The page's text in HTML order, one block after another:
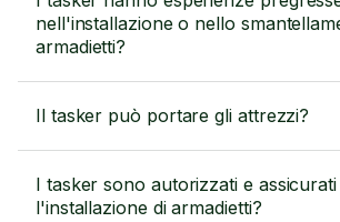
nell'installazione o nello
armadietti?
Il tasker può portare gli attrezzi?
I tasker sono autorizzati e
l'installazione di armadietti?